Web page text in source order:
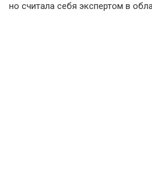
но считала себя экспертом в